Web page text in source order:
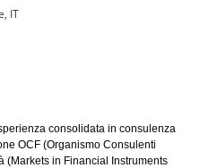
IT
consolidata in consulenza
OCF (Organismo Consulenti
(Markets in Financial Instruments